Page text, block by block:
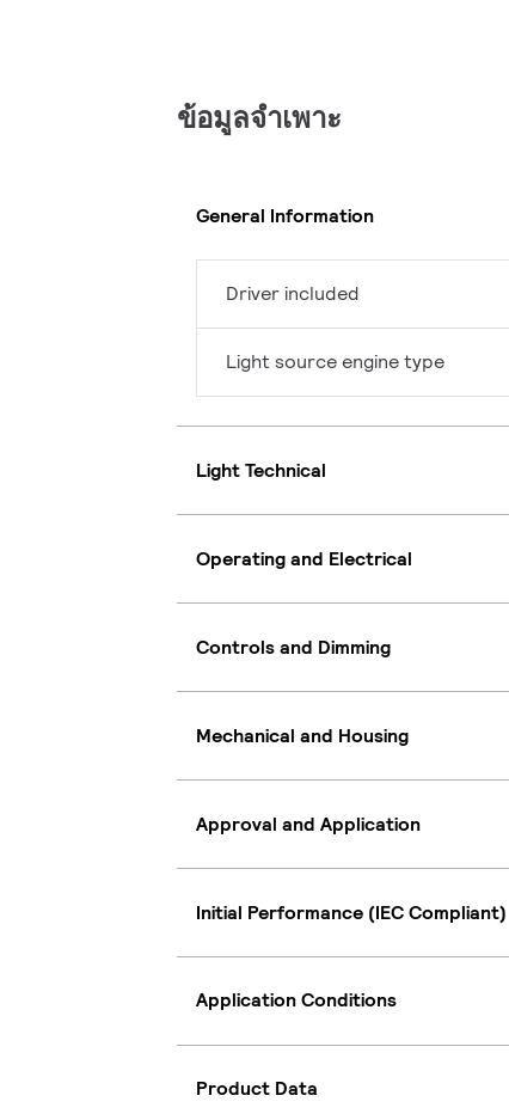
ข้อมูลจำเพาะ
General Information
Driver included
Light source engine type
Light Technical
Operating and Electrical
Controls and Dimming
Mechanical and Housing
Approval and Application
Initial Performance (IEC Compliant)
Application Conditions
Product Data